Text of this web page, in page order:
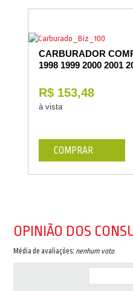
CARBURADOR
1998 1999 2000 2001
R$ 153,48
à vista
COMPRAR
OPINIÃO DOS
Média de avaliações: nenhum voto